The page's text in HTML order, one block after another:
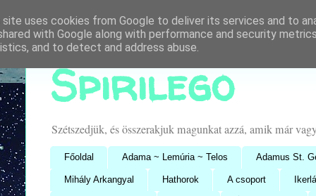
Spirilego
Szétszedjük, és összerakjuk magunkat azzá, amik már
Főoldal Adama ~ Lemúria ~ Telos Adamus St.
Mihály Arkangyal Hathorok A csoport
site uses cookies from Google to deliver its services and to
with Google along with performance and security
and to detect and address abuse.